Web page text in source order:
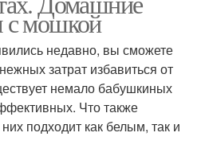
с мошкой
недавно, вы сможете
затрат избавиться от
немало бабушкиных
Что также
подходит как белым, так и